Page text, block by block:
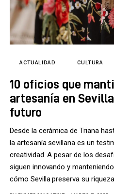
Tecnología
Cultura
LifeStyle
Directorio
ACTUALIDAD CULTURA
10 oficios que
artesanía en
futuro
Desde la cerámica de Triana
la artesanía sevillana es un
creatividad. A pesar de los
siguen innovando y
cómo Sevilla preserva su